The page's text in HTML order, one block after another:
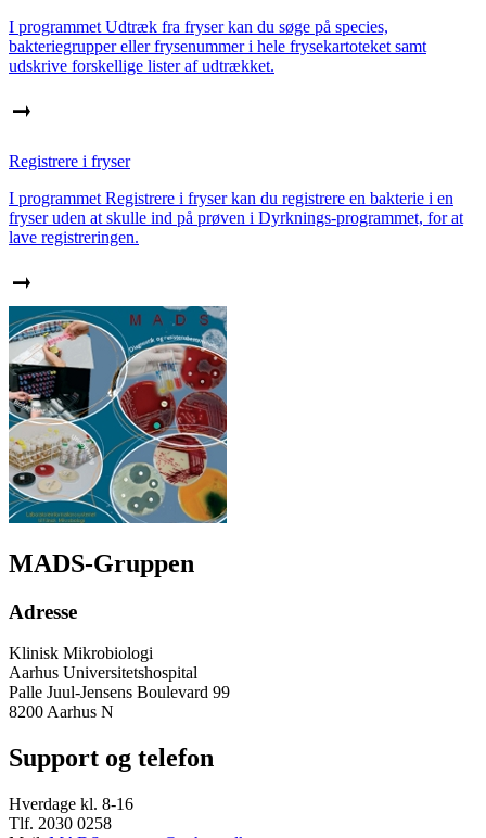
I programmet Udtræk fra fryser kan du søge på species,
bakteriegrupper eller frysenummer i hele frysekartoteket samt
udskrive forskellige lister af udtrækket.
Registrere i fryser
I programmet Registrere i fryser kan du registrere en bakterie i en
fryser uden at skulle ind på prøven i Dyrknings-programmet, for at
lave registreringen.
MADS-Gruppen
Adresse
Klinisk Mikrobiologi
Aarhus Universitetshospital
Palle Juul-Jensens Boulevard 99
8200 Aarhus N
Support og telefon
Hverdage kl. 8-16
Tlf. 2030 0258